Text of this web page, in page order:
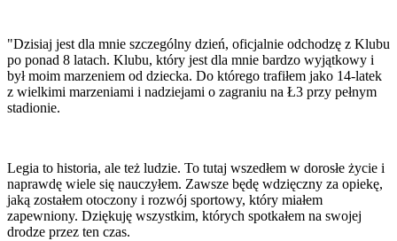
"Dzisiaj jest dla mnie szczególny dzień, oficjalnie odchodzę z Klubu
po ponad 8 latach. Klubu, który jest dla mnie bardzo wyjątkowy i
był moim marzeniem od dziecka. Do którego trafiłem jako 14-latek
z wielkimi marzeniami i nadziejami o zagraniu na Ł3 przy pełnym
stadionie.
Legia to historia, ale też ludzie. To tutaj wszedłem w dorosłe życie i
naprawdę wiele się nauczyłem. Zawsze będę wdzięczny za opiekę,
jaką zostałem otoczony i rozwój sportowy, który miałem
zapewniony. Dziękuję wszystkim, których spotkałem na swojej
drodze przez ten czas.